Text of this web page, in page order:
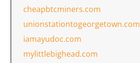
cheapbtcminers.com
unionstationtogeorgetown.com
iamayudoc.com
mylittlebighead.com